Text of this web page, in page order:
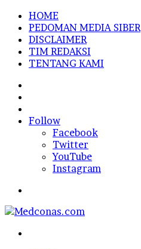
HOME
PEDOMAN MEDIA SIBER
DISCLAIMER
TIM REDAKSI
TENTANG KAMI
In
Follow
Facebook
Twitter
YouTube
Instagram